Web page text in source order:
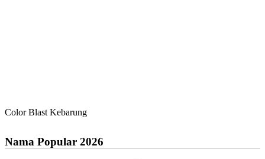
Color Blast Kebarung
Nama Popular 2026